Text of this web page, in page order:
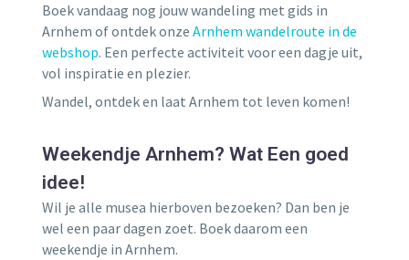
Boek vandaag nog jouw wandeling met gids in
Arnhem of ontdek onze Arnhem wandelroute in de
webshop. Een perfecte activiteit voor een dagje uit,
vol inspiratie en plezier.
Wandel, ontdek en laat Arnhem tot leven komen!
Weekendje Arnhem? Wat Een goed
idee!
Wil je alle musea hierboven bezoeken? Dan ben je
wel een paar dagen zoet. Boek daarom een
weekendje in Arnhem.